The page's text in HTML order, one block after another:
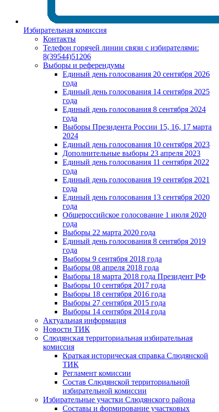
Избирательная комиссия
Контакты
Телефон горячей линии связи с избирателями:
8(39544)51206
Выборы и референдумы
Единый день голосования 20 сентября 2026
года
Единый день голосования 14 сентября 2025
года
Единый день голосования 8 сентября 2024
года
Выборы Президента России 15, 16, 17 марта
2024
Единый день голосования 10 сентября 2023
Дополнительные выборы 23 апреля 2023
Единый день голосования 11 сентября 2022
года
Единый день голосования 19 сентября 2021
года
Единый день голосования 13 сентября 2020
года
Общероссийское голосование 1 июля 2020
года
Выборы 22 марта 2020 года
Единый день голосования 8 сентября 2019
года
Выборы 9 сентября 2018 года
Выборы 08 апреля 2018 года
Выборы 18 марта 2018 года Президент РФ
Выборы 10 сентября 2017 года
Выборы 18 сентября 2016 года
Выборы 27 сентября 2015 года
Выборы 14 сентября 2014 года
Актуальная информация
Новости ТИК
Слюдянская территориальная избирательная
комиссия
Краткая историческая справка Слюдянской
ТИК
Регламент комиссии
Состав Слюдянской территориальной
избирательной комиссии
Избирательные участки Слюдянского района
Составы и формирование участковых